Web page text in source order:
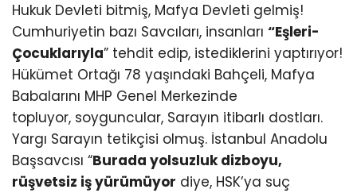
Hukuk Devleti bitmiş, Mafya Devleti gelmiş!
Cumhuriyetin bazı Savcıları, insanları “Eşleri-
Çocuklarıyla” tehdit edip, istediklerini yaptırıyor!
Hükümet Ortağı 78 yaşındaki Bahçeli, Mafya
Babalarını MHP Genel Merkezinde
topluyor, soyguncular, Sarayın itibarlı dostları.
Yargı Sarayın tetikçisi olmuş. İstanbul Anadolu
Başsavcısı “Burada yolsuzluk dizboyu,
rüşvetsiz iş yürümüyor diye, HSK’ya suç